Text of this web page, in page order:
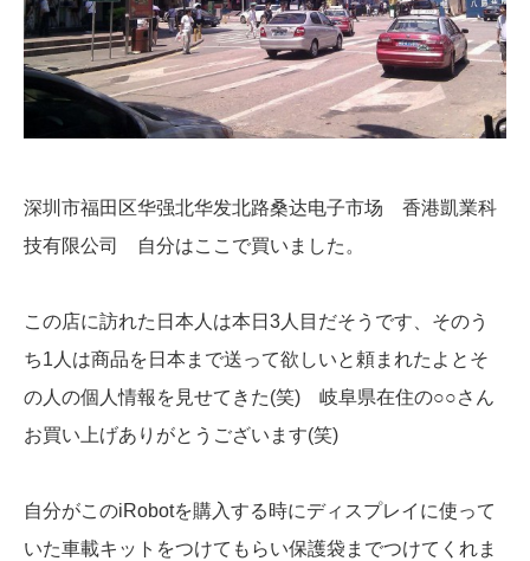
深圳市福田区华强北华发北路桑达电子市场 香港凱業科
技有限公司 自分はここで買いました。
この店に訪れた日本人は本日3人目だそうです、そのう
ち1人は商品を日本まで送って欲しいと頼まれたよとそ
の人の個人情報を見せてきた(笑) 岐阜県在住の○○さん
お買い上げありがとうございます(笑)
自分がこのiRobotを購入する時にディスプレイに使って
いた車載キットをつけてもらい保護袋までつけてくれま